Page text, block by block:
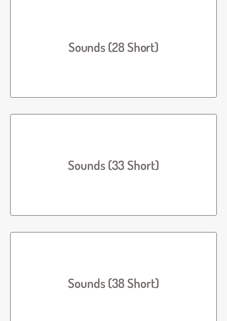
Sounds (28 Short)
Sounds (33 Short)
Sounds (38 Short)